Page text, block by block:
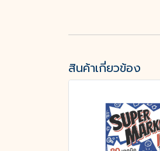
สินค้าเกี่ยวข้อง